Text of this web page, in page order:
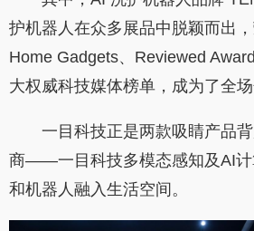
护机器人在众多展品中脱颖而出
Home Gadgets、Reviewed
大权威科技媒体榜单，成为了全场
一目科技正是两款吸睛产品
商——一目科技多模态感知及AI计
和机器人融入生活空间。